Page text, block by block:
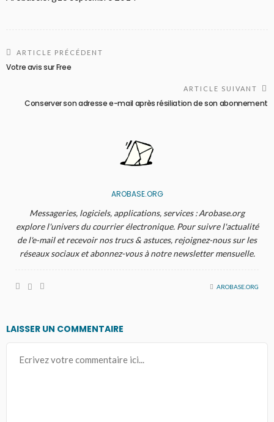
ARTICLE PRÉCÉDENT
Votre avis sur Free
ARTICLE SUIVANT
Conserver son adresse e-mail après résiliation de son abonnement
AROBASE.ORG
Messageries, logiciels, applications, services : Arobase.org
explore l'univers du courrier électronique. Pour suivre l'actualité
de l'e-mail et recevoir nos trucs & astuces, rejoignez-nous sur les
réseaux sociaux et abonnez-vous à notre newsletter mensuelle.
AROBASE.ORG
LAISSER UN COMMENTAIRE